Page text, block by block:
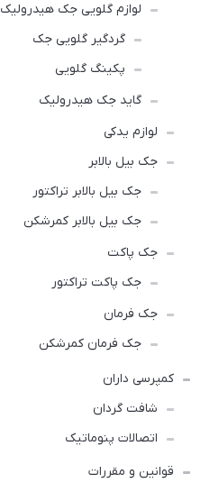
لوازم گلویی جک هیدرولیک
گردگیر گلویی جک
پکینگ گلویی
گاید جک هیدرولیک
لوازم یدکی
جک بیل بالابر
جک بیل بالابر تراکتور
جک بیل بالابر کمرشکن
جک پاکت
جک پاکت تراکتور
جک فرمان
جک فرمان کمرشکن
کمپرسی داران
شافت گردان
اتصالات پنوماتیک
قوانین و مقررات